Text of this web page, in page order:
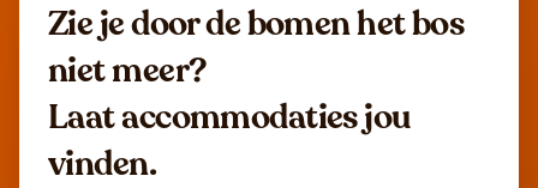
Zie je door de bomen het bos
niet meer?
Laat accommodaties jou
vinden.